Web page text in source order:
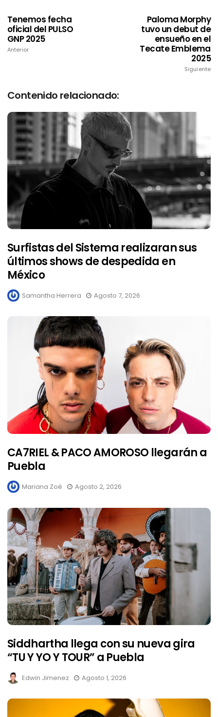
Tenemos fecha
oficial del PULSO
GNP 2025
Anterior
Paloma Morphy
tuvo un debut de
ensueño en el
Tecate Emblema
2025
Siguiente
Contenido relacionado:
Surfistas del Sistema realizaran sus
últimos shows de despedida en
México
Samantha Herrera Agosto 7, 2026
CA7RIEL & PACO AMOROSO llegarán a
Puebla
Mariana Zoé Agosto 2, 2026
Siddhartha llega con su nueva gira
“TU Y YO Y TOUR” a Puebla
Edwin Jimenez Agosto 1, 2026